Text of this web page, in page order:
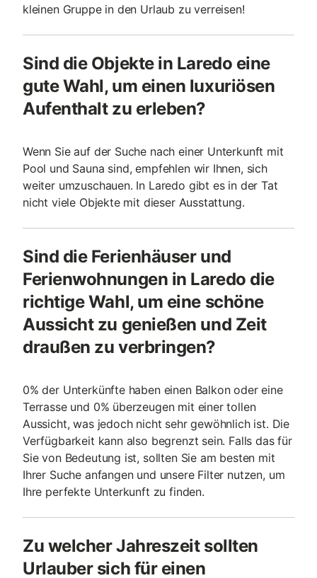
kleinen Gruppe in den Urlaub zu verreisen!
Sind die Objekte in Laredo eine
gute Wahl, um einen luxuriösen
Aufenthalt zu erleben?
Wenn Sie auf der Suche nach einer Unterkunft mit
Pool und Sauna sind, empfehlen wir Ihnen, sich
weiter umzuschauen. In Laredo gibt es in der Tat
nicht viele Objekte mit dieser Ausstattung.
Sind die Ferienhäuser und
Ferienwohnungen in Laredo die
richtige Wahl, um eine schöne
Aussicht zu genießen und Zeit
draußen zu verbringen?
0% der Unterkünfte haben einen Balkon oder eine
Terrasse und 0% überzeugen mit einer tollen
Aussicht, was jedoch nicht sehr gewöhnlich ist. Die
Verfügbarkeit kann also begrenzt sein. Falls das für
Sie von Bedeutung ist, sollten Sie am besten mit
Ihrer Suche anfangen und unsere Filter nutzen, um
Ihre perfekte Unterkunft zu finden.
Zu welcher Jahreszeit sollten
Urlauber sich für einen